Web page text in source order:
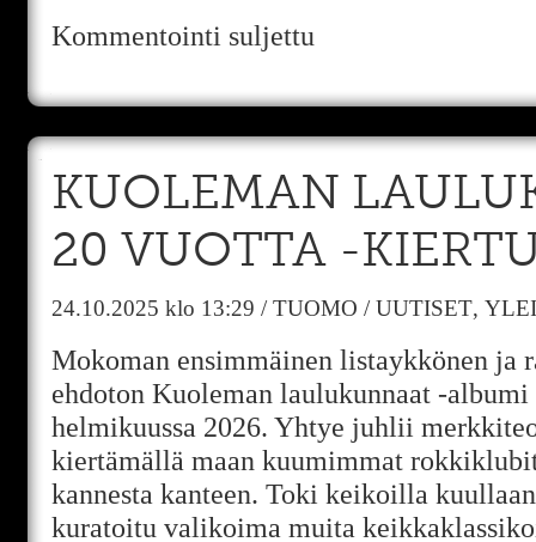
Kommentointi suljettu
KUOLEMAN
20 VUOTTA -
24.10.2025 klo 13:29 /TUOMO /UUTISET,
Mokoman ensimmäinen listaykkönen ja
ehdoton Kuoleman laulukunnaat -
helmikuussa 2026. Yhtye juhlii
kiertämällä maan kuumimmat
kannesta kanteen. Toki keikoilla
kuratoitu valikoima muita